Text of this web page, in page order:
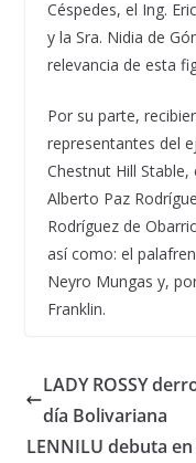
Céspedes, el Ing.
y la Sra. Nidia de
relevancia de esta
Por su parte,
representantes del
Chestnut Hill
Alberto Paz
Rodríguez de
así como: el
Neyro Mungas y,
Franklin.
LADY ROSSY
día Bolivariana
LENNILU debuta